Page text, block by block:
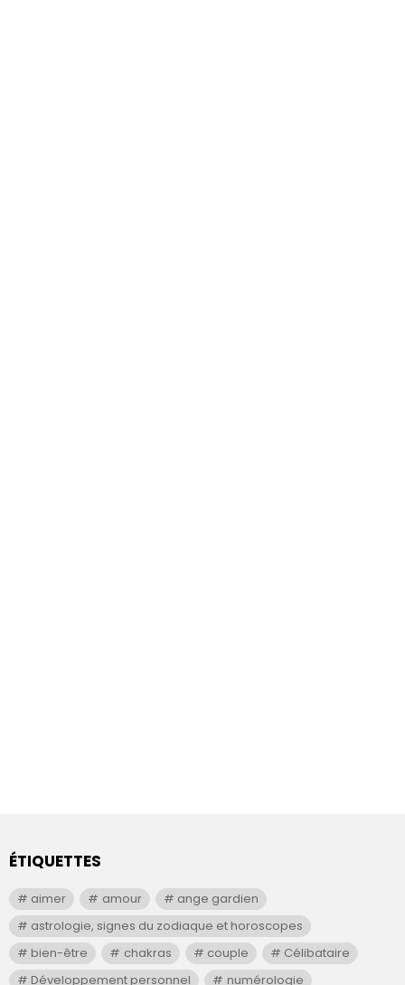
ÉTIQUETTES
aimer amour
ange gardien
astrologie, signes du zodiaque et horoscopes
bien-être
chakras couple
Célibataire
Développement personnel
numérologie